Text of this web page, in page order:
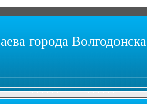
города Волгодонска